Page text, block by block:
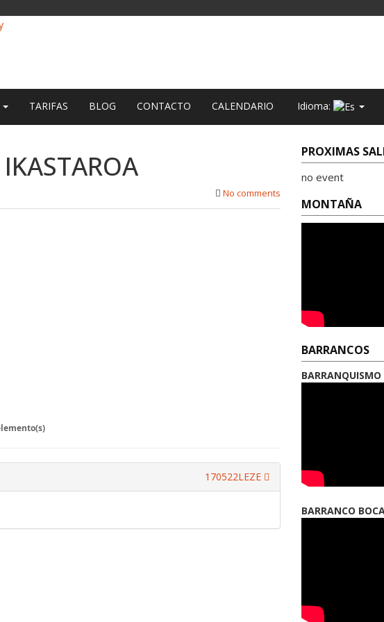
TARIFAS BLOG CONTACTO CALENDARIO Idioma:
No comments
170522LEZE
PROXIMAS
no event
MONTAÑA
BARRANCOS
BARRANCO